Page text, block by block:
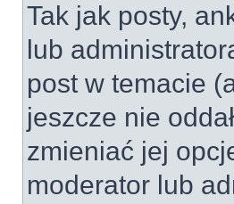
Tak jak posty,
lub
post w temacie
jeszcze nie
zmieniać jej
moderator lub